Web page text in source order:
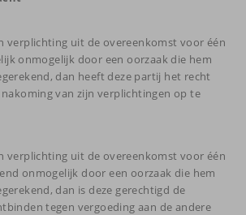
verplichting uit de overeenkomst voor één
onmogelijk door een oorzaak die hem
dan heeft deze partij het recht
van zijn verplichtingen op te
verplichting uit de overeenkomst voor één
onmogelijk door een oorzaak die hem
dan is deze gerechtigd de
tegen vergoeding aan de andere